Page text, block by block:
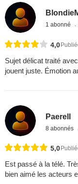
1 abonné
4,0
Sujet délicat traité
jouent juste. Émotion
Paerell
8 abonnés
5,0
Est passé à la télé.
bien aimé les acteurs